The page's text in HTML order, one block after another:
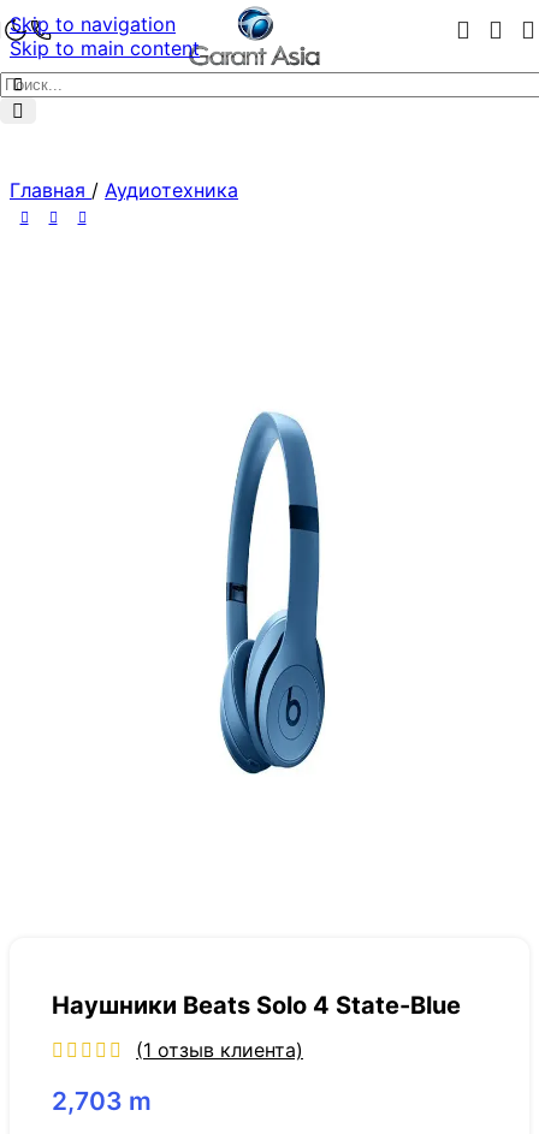
Skip to navigation
Skip to main content
Главная / Аудиотехника
Наушники Beats Solo 4 State-Blue
(1 отзыв клиента)
2,703 m